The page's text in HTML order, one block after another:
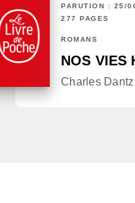
PARUTION : 25/
277 PAGES
ROMANS
NOS VIES
Charles